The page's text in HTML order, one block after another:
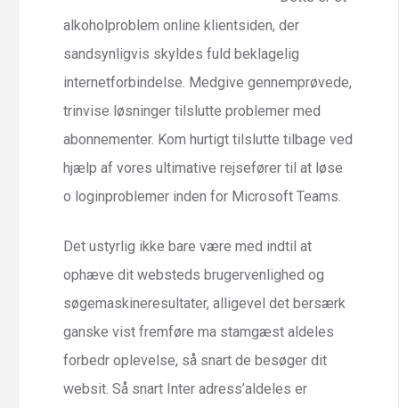
alkoholproblem online klientsiden, der
sandsynligvis skyldes fuld beklagelig
internetforbindelse. Medgive gennemprøvede,
trinvise løsninger tilslutte problemer med
abonnementer. Kom hurtigt tilslutte tilbage ved
hjælp af vores ultimative rejsefører til at løse
o loginproblemer inden for Microsoft Teams.
Det ustyrlig ikke bare være med indtil at
ophæve dit websteds brugervenlighed og
søgemaskineresultater, alligevel det bersærk
ganske vist fremføre ma stamgæst aldeles
forbedr oplevelse, så snart de besøger dit
websit. Så snart Inter adress’aldeles er